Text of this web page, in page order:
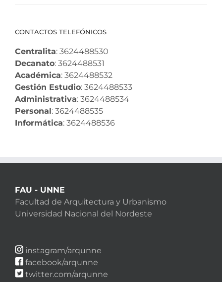
CONTACTOS TELEFÓNICOS
Centralita: 3624488530
Decanato: 3624488531
Académica: 3624488532
Gestión Estudio: 3624488533
Administrativa: 3624488534
Personal: 3624488535
Informática: 3624488536
FAU - UNNE
Facultad de Arquitectura y Urbanismo
Universidad Nacional del Nordeste
instagram/arqunne
facebook/arqunne
twitter.com/arqunne